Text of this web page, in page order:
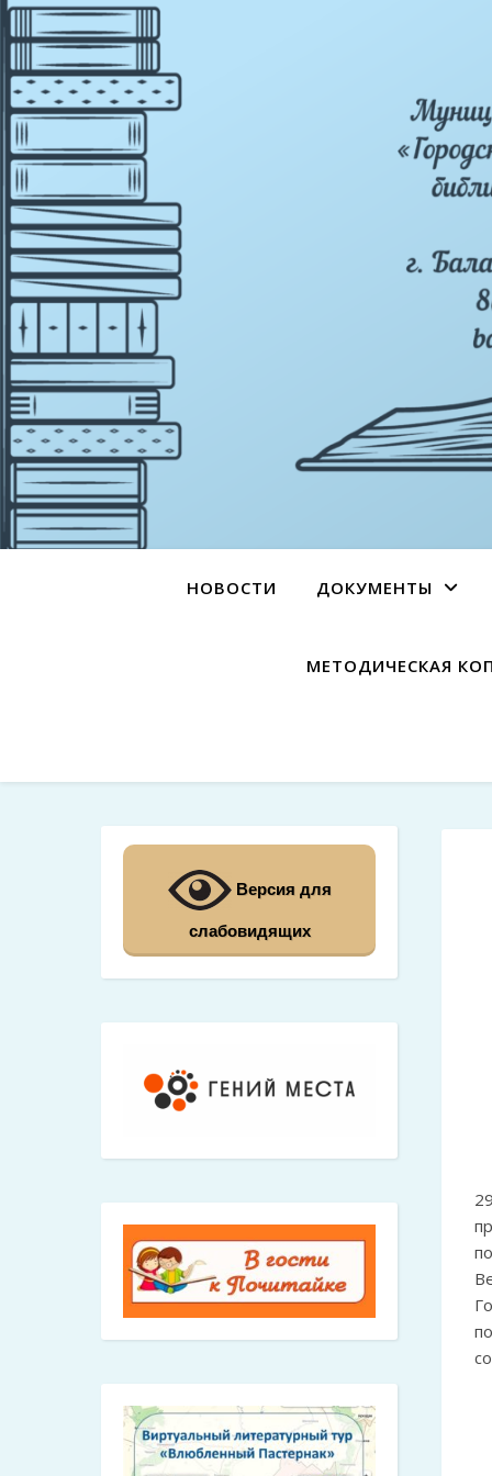
НОВОСТИ ДОКУМЕНТЫ
МЕТОДИЧЕСКАЯ
Версия для
слабовидящих